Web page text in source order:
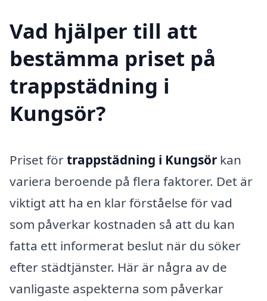
Vad hjälper till att
bestämma priset på
trappstädning i
Kungsör?
Priset förtrappstädning i Kungsör kan
variera beroende på flera faktorer. Det är
viktigt att ha en klar förståelse för vad
som påverkar kostnaden så att du kan
fatta ett informerat beslut när du söker
efter städtjänster. Här är några av de
vanligaste aspekterna som påverkar